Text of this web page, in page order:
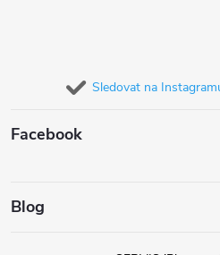
Sledovat na
Facebook
Blog